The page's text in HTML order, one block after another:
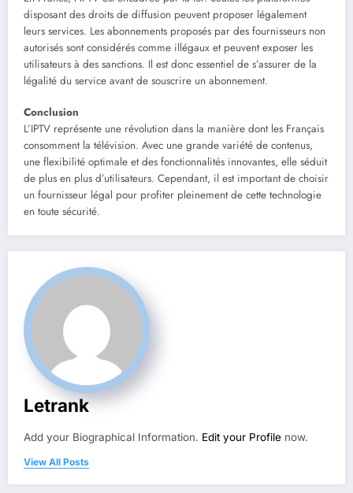
disposant des droits de diffusion peuvent proposer légalement
leurs services. Les abonnements proposés par des fournisseurs non
autorisés sont considérés comme illégaux et peuvent exposer les
utilisateurs à des sanctions. Il est donc essentiel de s’assurer de la
légalité du service avant de souscrire un abonnement.
Conclusion
L’IPTV représente une révolution dans la manière dont les Français
consomment la télévision. Avec une grande variété de contenus,
une flexibilité optimale et des fonctionnalités innovantes, elle séduit
de plus en plus d’utilisateurs. Cependant, il est important de choisir
un fournisseur légal pour profiter pleinement de cette technologie
en toute sécurité.
Letrank
Add your Biographical Information. Edit your Profile now.
View All Posts